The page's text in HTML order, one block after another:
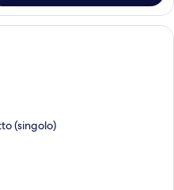
Un balcone con sedie e tavolo
(singolo)